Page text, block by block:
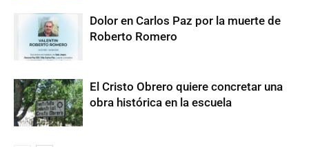
Dolor en Carlos Paz por la muerte de
Roberto Romero
El Cristo Obrero quiere concretar una
obra histórica en la escuela